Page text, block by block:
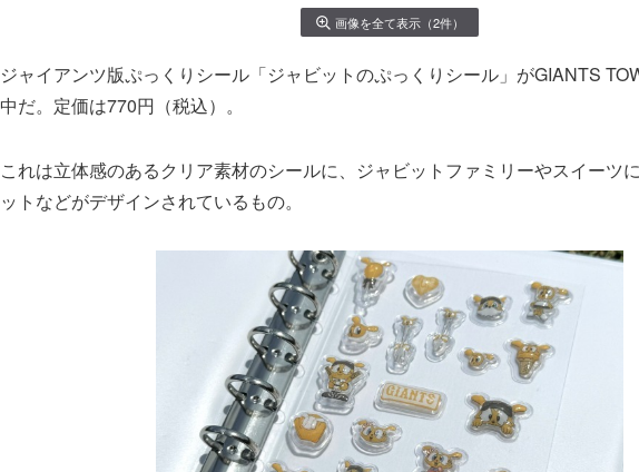
画像を全て表示（2件）
ジャイアンツ版ぷっくりシール「ジャビットのぷっくりシール」がGIANTS
中だ。定価は770円（税込）。
これは立体感のあるクリア素材のシールに、ジャビットファミリーやスイーツ
ットなどがデザインされているもの。